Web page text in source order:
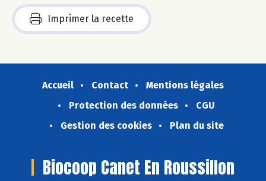
Imprimer la recette
Accueil Contact
Mentions légales
Protection des données
CGU
Gestion des cookies
Plan du site
Biocoop Canet En Roussillon